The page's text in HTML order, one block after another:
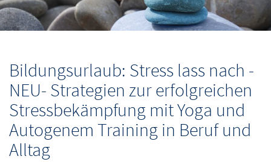
Bildungsurlaub: Stress lass nach -
NEU- Strategien zur erfolgreichen
Stressbekämpfung mit Yoga und
Autogenem Training in Beruf und
Alltag